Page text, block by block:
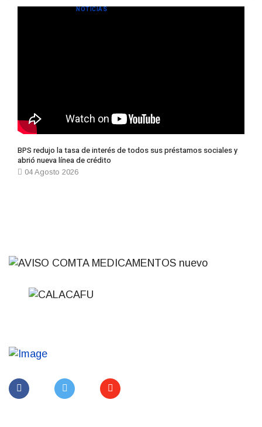
BPS redujo la tasa de interés de todos sus préstamos sociales y
abrió nueva línea de crédito
04 Agosto 2026
NOTICIAS